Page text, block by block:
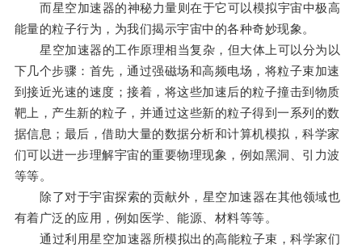
而星空加速器的神秘力量则在于它可以模拟宇宙中极高
能量的粒子行为，为我们揭示宇宙中的各种奇妙现象。
星空加速器的工作原理相当复杂，但大体上可以分为以
下几个步骤：首先，通过强磁场和高频电场，将粒子束加速
到接近光速的速度；接着，将这些加速后的粒子撞击到物质
靶上，产生新的粒子，并通过这些新的粒子得到一系列的数
据信息；最后，借助大量的数据分析和计算机模拟，科学家
们可以进一步理解宇宙的重要物理现象，例如黑洞、引力波
等等。
除了对于宇宙探索的贡献外，星空加速器在其他领域也
有着广泛的应用，例如医学、能源、材料等等。
通过利用星空加速器所模拟出的高能粒子束，科学家们